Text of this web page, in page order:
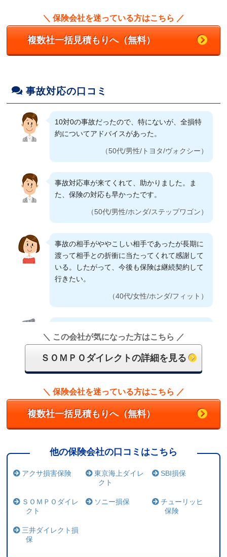
い補償内容で手厚く契約でき、しかも保険料が
格段に安くなったことに魅力を感じます。
ただ保険料が安いだけではなく、予算に合わせ
かった。選べる補償が自分に一番合っていると
感じた。
（40代/女性/スズキ/パレット）
すぐにアルソックが駆けつけてくれるところで
す。一人で乗ることが多いので不安ですので。
（60代/女性/トヨタ/パッソ）
補償を細かく選べること。ロードサービスが不
要(JAF加入済みのため)だったのでこちらの保険
会社は選べたので。また、１番安かったこと。
オプションのロードサービスなど、付保内容が
細かく選択できる。
故時の対応体制の充実度・スピード（迅速性）
もう少し安ければベストです。補償内容は、わ
保険を組み立てるのに便利でした。
自分以外にも家族が乗ることでそこら辺はかな
り参考になった。
（40代/女性/トヨタ/bB）
も感じ良い所が良いです。
（40代/女性/ダイハツ/ムーヴ）
不明な点を電話で問い合わせした際に、対応が
丁寧でなおかつ翌日にも電話がかかってきてよ
り詳しく納得のいく答えを出してくれたことに
満足しています。
（40代/女性/ダイハツ/タント）
事故した時や困った時に電話での対応が早く丁
寧であること。安心感を覚えますね。
（40代/女性/ダイハツ/タント）
初めてネット型自動車保険に加入しました。申
し込み方法が分かりやすかったので良かったで
す。
（60代/男性/ニッサン/ノート）
保険料の割引率と問い合わせた時に対応が良か
以前の保険料より月々5千円以上安くなりまし
た。ネットでの入力も簡単でした。聞きたいこ
ころ電話対応も凄く親切で良かったです。
（30代/女性/アウディ/アウディ）
見積もり時点でも分かりやすく説明が書かれて
いる。メルマガもあまり多くて更に役立つ情報
＼ 保険会社を迷っている方はこちら ／
複数社一括見積もりへ（無料）
事故対応の口コミ
10対0の事故だったので、特にないが、全損特
約についてアドバイスがあった。
（50代/男性/トヨタ/ヴォクシー）
事故対応車が来てくれて、助かりました。ま
た、保険の対応も早かったです。
（50代/男性/ホンダ/ステップワゴン）
事故の相手がややこしい相手であったが長期に
渡って相手との折衝に当たってくれて感謝して
いる。したがって、今後も保険は継続契約して
行きたい。
（40代/女性/ホンダ/フィット）
ビスマンの手続きの手順のアドバイスに安心で
（60代/男性/ホンダ/ストリーム）
現場の状況を電話口でも把握して、的確な指示
を得られたと思う。
（60代/女性/トヨタ/タンク）
時前トラックにオカマをほられ、すぐ保険会社
に連絡。相手の保険会社は5時迄なので対応は
なし、こちらはすぐに警備会社が駆けつけてく
れて心強かった。翌日も相手が100%の事故な
＼ この会社が気になった方はこちら ／
ＳＯＭＰＯダイレクトの詳細を見る
＼ 保険会社を迷っている方はこちら ／
複数社一括見積もりへ（無料）
他の保険会社の口コミはこちら
アクサ損害保険
東京海上ダイレ
クト
SBI損保
ＳＯＭＰＯダイレ
クト
ソニー損保
チューリッヒ
保険
三井ダイレクト損
保